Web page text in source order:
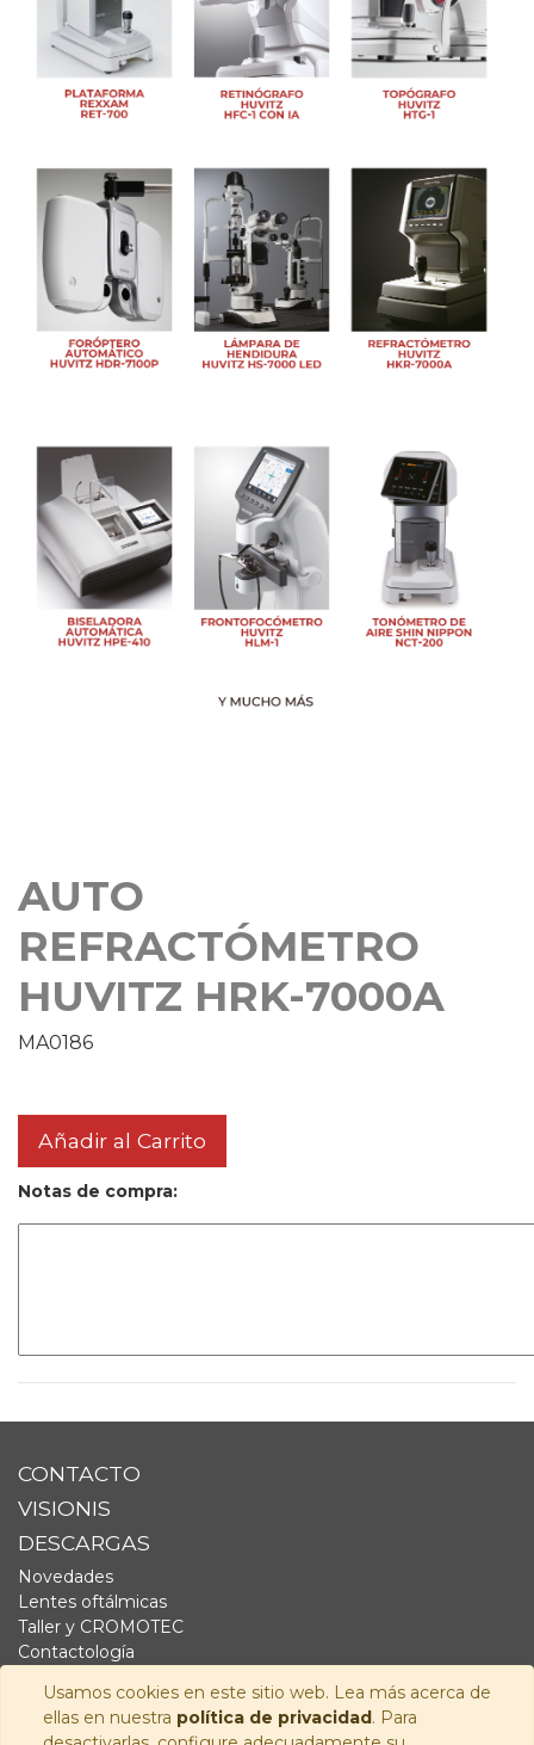
Usamos cookies en este sitio web. Lea más acerca de
ellas en nuestra política de privacidad. Para
AUTO
REFRACTÓMETRO
HUVITZ HRK-7000A
MA0186
Añadir al Carrito
Notas de compra:
CONTACTO
VISIONIS
DESCARGAS
Novedades
Lentes oftálmicas
Taller y CROMOTEC
Contactología
Fornitura
Audiología